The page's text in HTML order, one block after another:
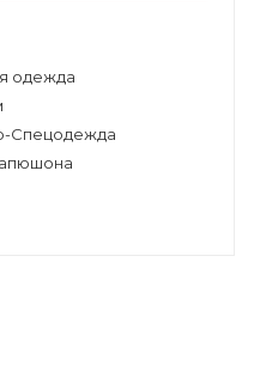
одежда
Спецодежда